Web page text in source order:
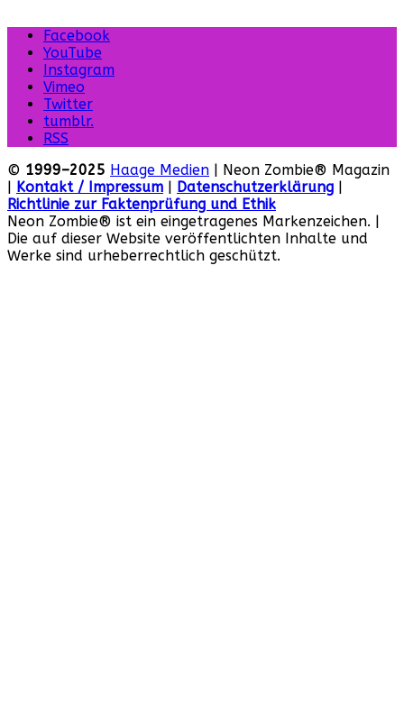
Facebook
YouTube
Instagram
Vimeo
Twitter
tumblr.
RSS
© 1999–2025 Haage Medien | Neon Zombie® Magazin
Kontakt / Impressum Datenschutzerklärung
Richtlinie zur Faktenprüfung und Ethik
Neon Zombie® ist ein eingetragenes Markenzeichen. |
Die auf dieser Website veröffentlichten Inhalte und
Werke sind urheberrechtlich geschützt.